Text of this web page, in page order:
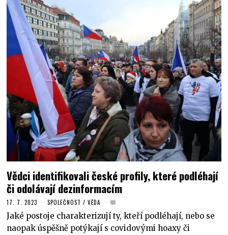
Vědci identifikovali české profily, které podléhají
či odolávají dezinformacím
17. 7. 2023 SPOLEČNOST / VĚDA
Jaké postoje charakterizují ty, kteří podléhají, nebo se
naopak úspěšně potýkají s covidovými hoaxy či